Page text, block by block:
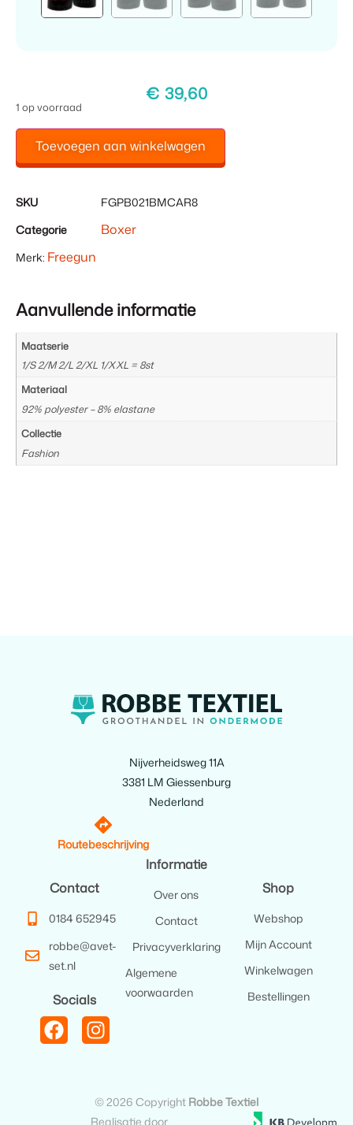
€ 39,60
1 op voorraad
Toevoegen aan winkelwagen
SKU
FGPB021BMCAR8
Categorie
Boxer
Merk: Freegun
Aanvullende informatie
Maatserie
1/S 2/M 2/L 2/XL 1/XXL = 8st
Materiaal
92% polyester – 8% elastane
Collectie
Fashion
Nijverheidsweg 11A
3381 LM Giessenburg
Nederland
Routebeschrijving
Contact
0184 652945
robbe@avet-
set.nl
Socials
Informatie
Over ons
Contact
Privacyverklaring
Algemene
voorwaarden
Shop
Webshop
Mijn Account
Winkelwagen
Bestellingen
© 2026 Copyright Robbe Textiel
Realisatie door